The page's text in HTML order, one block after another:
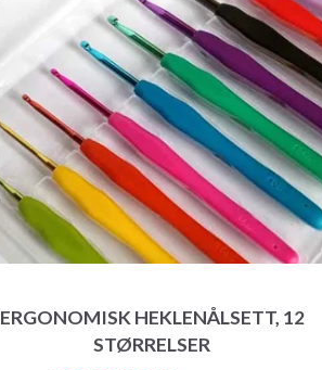
ERGONOMISK HEKLENÅLSETT, 12
STØRRELSER